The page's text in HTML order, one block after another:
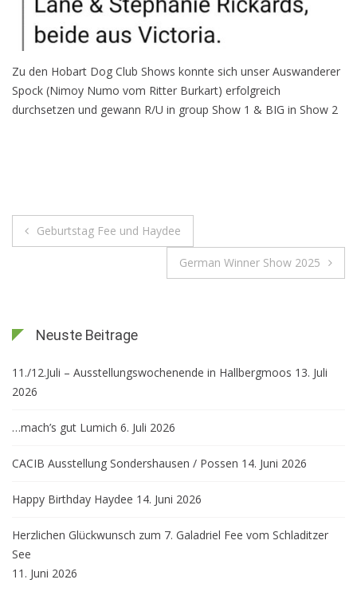
Zu den Hobart Dog Club Shows konnte sich unser Auswanderer
Spock (Nimoy Numo vom Ritter Burkart) erfolgreich
durchsetzen und gewann R/U in group Show 1 & BIG in Show 2
Beitragsnavigation
Geburtstag Fee und Haydee
German Winner Show 2025
Neuste Beitrage
11./12.Juli – Ausstellungswochenende in Hallbergmoos 13. Juli
2026
…mach’s gut Lumich 6. Juli 2026
CACIB Ausstellung Sondershausen / Possen 14. Juni 2026
Happy Birthday Haydee 14. Juni 2026
Herzlichen Glückwunsch zum 7. Galadriel Fee vom Schladitzer
See
11. Juni 2026